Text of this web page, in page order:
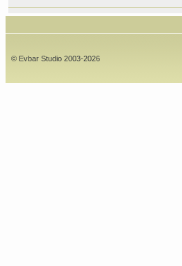
© Evbar Studio 2003-2026